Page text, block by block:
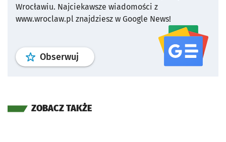
Wrocławiu. Najciekawsze wiadomości z
www.wroclaw.pl znajdziesz w Google News!
Obserwuj profil serwisu
ZOBACZ TAKŻE